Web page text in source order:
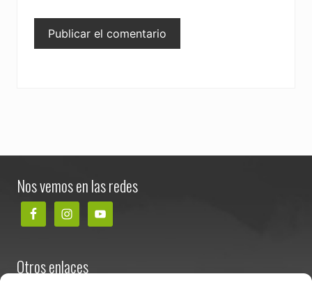
Nos vemos en las redes
Otros enlaces